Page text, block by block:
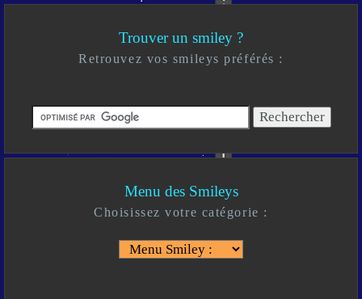
Trouver un smiley ?
Retrouvez vos smileys préférés :
Menu des Smileys
Choisissez votre catégorie :